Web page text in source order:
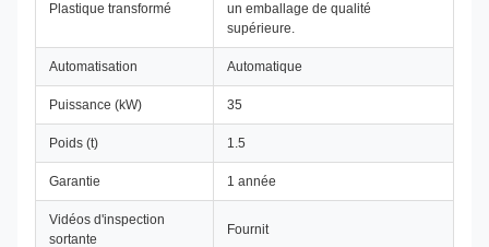
Plastique transformé
un emballage de qualité
supérieure.
Automatisation Automatique
Puissance (kW) 35
Poids (t) 1.5
Garantie 1 année
Vidéos d'inspection
sortante
Fournit